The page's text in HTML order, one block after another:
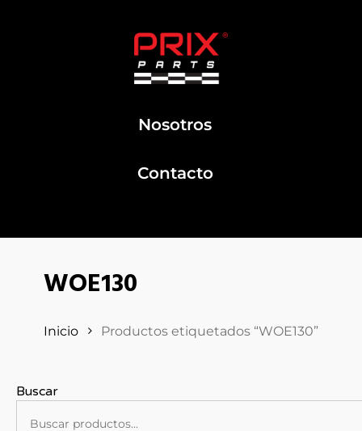
Nosotros
Contacto
WOE130
Inicio Productos etiquetados “WOE130”
Buscar